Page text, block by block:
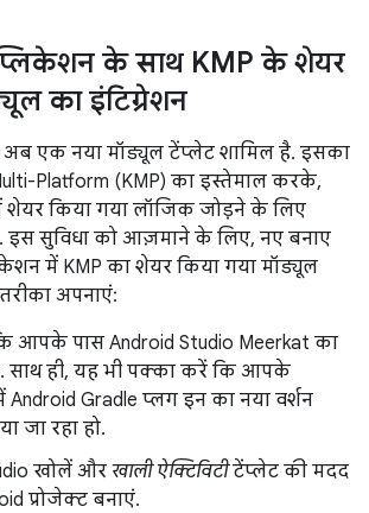
के साथ KMP के शेयर
का इंटिग्रेशन
अब एक नया मॉड्यूल टेंप्लेट शामिल है. इसका
Platform (KMP) का इस्तेमाल करके,
किया गया लॉजिक जोड़ने के लिए
इस सुविधा को आज़माने के लिए, नए बनाए
में KMP का शेयर किया गया मॉड्यूल
अपनाएं:
आपके पास Android Studio Meerkat का
साथ ही, यह भी पक्का करें कि आपके
Gradle प्लग इन का नया वर्शन
जा रहा हो.
खोलें औरखाली ऐक्टिविटीटेंप्लेट की मदद
प्रोजेक्ट बनाएं.